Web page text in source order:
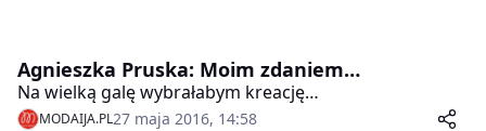
Agnieszka Pruska: Moim zdaniem…
Na wielką galę wybrałabym kreację…
MODAIJA.PL27 maja 2016, 14:58